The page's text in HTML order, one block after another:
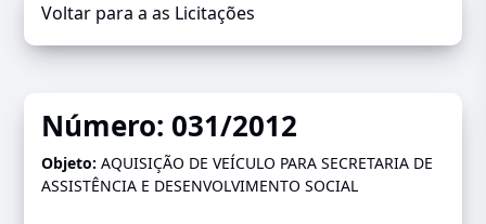
Voltar para a as Licitações
Número: 031/2012
Objeto:AQUISIÇÃO DE VEÍCULO PARA SECRETARIA DE
ASSISTÊNCIA E DESENVOLVIMENTO SOCIAL